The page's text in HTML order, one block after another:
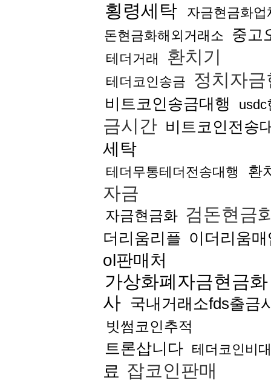
횡령세탁
자금현금화업
돈현금화해외거래소
중고
테더거래 환치기
테더코인송금 정치자
비트코인송금대행 usdc
금시간 비트코인전송
세탁
테더무통테더전송대행 환
자금
자금현금화 검돈현금
더리움리플 이더리움매
ol판매처
가상화폐자금현금화
사 국내거래소fds출금
빗썸코인추적
트론삽니다 테더코인비
료 잡코인판매